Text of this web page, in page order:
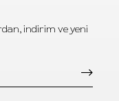
indirim ve yeni